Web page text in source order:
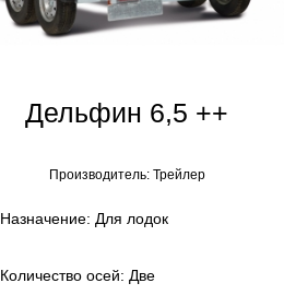
Дельфин 6,5 ++
Производитель: Трейлер
Назначение: Для лодок
Количество осей: Две